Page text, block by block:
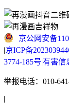
京公网安备
|京ICP备
3774-185号|有害信
举报电话：010-
|